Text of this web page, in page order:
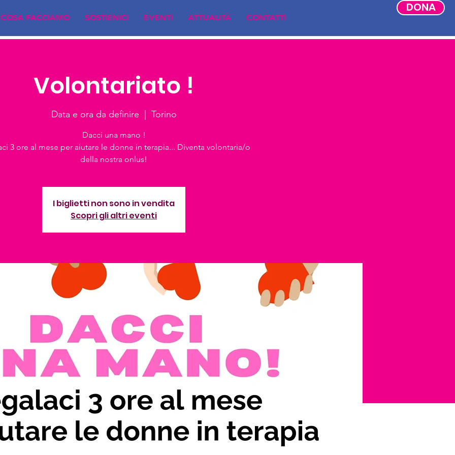
DONA
COSA FACCIAMO SOSTIENICI EVENTI ATTUALITÀ CONTATTI
Volontariato !
Data e ora da definire Torino
Dacci una mano !
3 ore al mese per aiutare le donne in terapia... Diventa volontaria/o
della nostra onlus!
I biglietti non sono in vendita
Scopri gli altri eventi